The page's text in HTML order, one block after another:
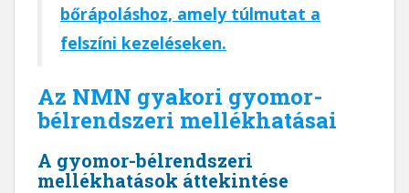
bőrápoláshoz, amely túlmutat a
felszíni kezeléseken.
Az NMN gyakori gyomor-
bélrendszeri mellékhatásai
A gyomor-bélrendszeri
mellékhatások áttekintése